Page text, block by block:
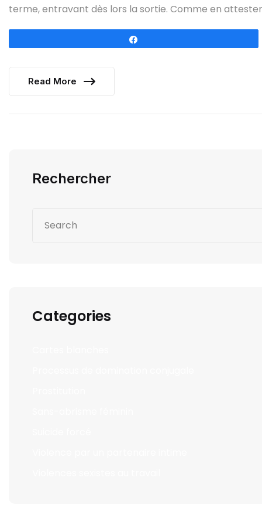
terme, entravant dès lors la sortie. Comme en
Read More
Rechercher
Categories